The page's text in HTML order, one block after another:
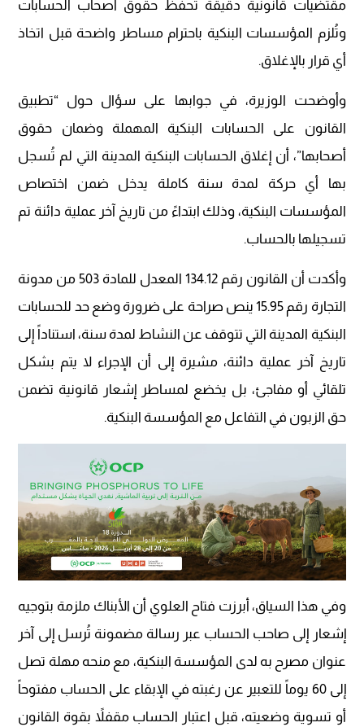
مقتضيات قانونية دقيقة تحفظ حقوق أصحاب الحسابات
وتُلزم المؤسسات البنكية باحترام مساطر واضحة قبل اتخاذ
أي قرار بالإغلاق.
وأوضحت الوزيرة، في جوابها على سؤال حول “تطبيق
القانون على الحسابات البنكية المهملة وضمان حقوق
أصحابها”، أن إغلاق الحسابات البنكية المدينة التي لم تُسجل
بها أي حركة لمدة سنة كاملة يدخل ضمن اختصاص
المؤسسات البنكية، وذلك ابتداءً من تاريخ آخر عملية دائنة تم
تسجيلها بالحساب.
وأكدت أن القانون رقم 134.12 المعدل للمادة 503 من مدونة
التجارة رقم 15.95 ينص صراحة على ضرورة وضع حد للحسابات
البنكية المدينة التي تتوقف عن النشاط لمدة سنة، استناداً إلى
تاريخ آخر عملية دائنة، مشيرة إلى أن الإجراء لا يتم بشكل
تلقائي أو مفاجئ، بل يخضع لمساطر إشعار قانونية تضمن
حق الزبون في التفاعل مع المؤسسة البنكية.
وفي هذا السياق، أبرزت فتاح العلوي أن الأبناك ملزمة بتوجيه
إشعار إلى صاحب الحساب عبر رسالة مضمونة تُرسل إلى آخر
عنوان مصرح به لدى المؤسسة البنكية، مع منحه مهلة تصل
إلى 60 يوماً للتعبير عن رغبته في الإبقاء على الحساب مفتوحاً
أو تسوية وضعيته، قبل اعتبار الحساب مقفلاً بقوة القانون